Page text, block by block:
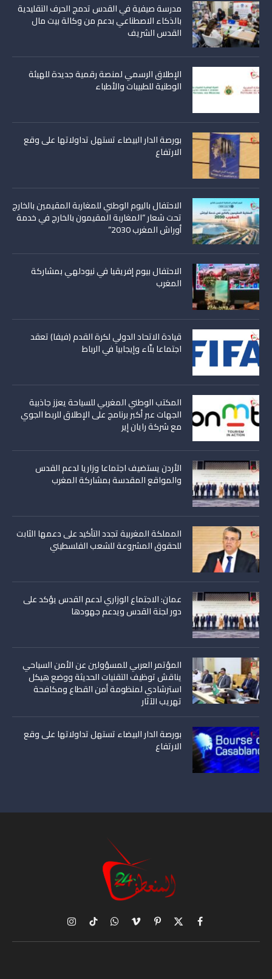
مدرسة صيفية في القدس تدمج الحرف التقليدية
بالذكاء الاصطناعي بدعم من وكالة بيت مال
القدس الشريف
الإطلاق الرسمي لمنصة رقمية جديدة للهيئة
الوطنية للطبيبات والأطباء
بورصة الدار البيضاء تستهل تداولاتها على وقع
الارتفاع
الاحتفال باليوم الوطني للمغاربة المقيمين بالخارج
تحت شعار “المغاربة المقيمون بالخارج في خدمة
أوراش المغرب 2030”
الاحتفال بيوم إفريقيا في نيودلهي بمشاركة
المغرب
قيادة الاتحاد الدولي لكرة القدم (فيفا) تعقد
اجتماعا بنّاء وإيجابيا في الرباط
المكتب الوطني المغربي للسياحة يعزز جاذبية
الجهات عبر أكبر برنامج على الإطلاق للربط الجوي
مع شركة رايان إير
الأردن يستضيف اجتماعا وزاريا لدعم القدس
والمواقع المقدسة بمشاركة المغرب
المملكة المغربية تجدد التأكيد على دعمها الثابت
للحقوق المشروعة للشعب الفلسطيني
عمان: الاجتماع الوزاري لدعم القدس يؤكد على
دور لجنة القدس ويدعم جهودها
المؤتمر العربي للمسؤولين عن الأمن السياحي
يناقش توظيف التقنيات الحديثة ووضع هيكل
استرشادي لمنظومة أمن القطاع ومكافحة
تهريب الآثار
بورصة الدار البيضاء تستهل تداولاتها على وقع
الارتفاع
فيسبوك
X
(Twitter)
بينتيريستفيميوواتسابتيكتوكالانستغرام